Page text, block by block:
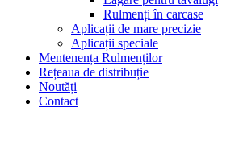
Rulmenți în carcase
Aplicații de mare precizie
Aplicații speciale
Mentenența Rulmenților
Rețeaua de distribuție
Noutăți
Contact